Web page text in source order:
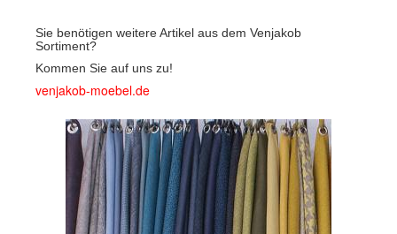
Sie benötigen weitere Artikel aus dem Venjakob
Sortiment?
Kommen Sie auf uns zu!
venjakob-moebel.de